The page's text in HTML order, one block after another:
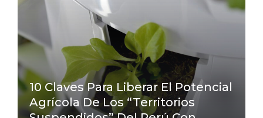
10 Claves Para Liberar El Potencial
Agrícola De Los “Territorios